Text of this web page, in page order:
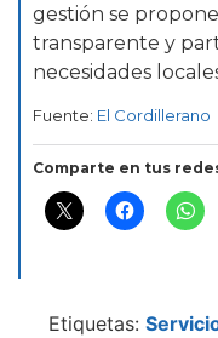
gestión se
transparente y
necesidades
Fuente: El Cordillerano
Comparte en tus
Etiquetas: